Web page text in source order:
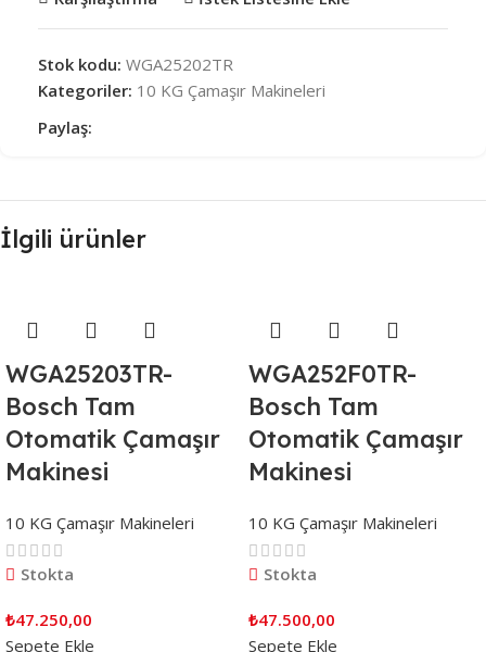
Stok kodu: WGA25202TR
Kategoriler: 10 KG Çamaşır Makineleri
Paylaş:
İlgili ürünler
WGA25203TR-
Bosch Tam
Otomatik Çamaşır
Makinesi
10 KG Çamaşır Makineleri
Stokta
₺47.250,00
Sepete Ekle
WGA252F0TR-
Bosch Tam
Otomatik Çamaşır
Makinesi
10 KG Çamaşır Makineleri
Stokta
₺47.500,00
Sepete Ekle